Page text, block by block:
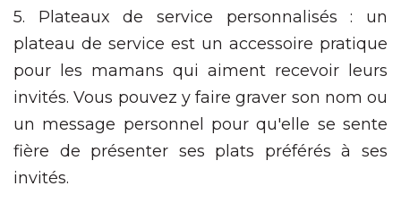
5. Plateaux de service personnalisés : un
plateau de service est un accessoire pratique
pour les mamans qui aiment recevoir leurs
invités. Vous pouvez y faire graver son nom ou
un message personnel pour qu'elle se sente
fière de présenter ses plats préférés à ses
invités.